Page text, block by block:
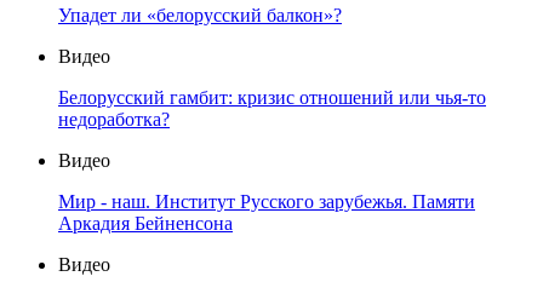
Упадет ли «белорусский балкон»?
Видео
Белорусский гамбит: кризис отношений или чья-то
недоработка?
Видео
Мир - наш. Институт Русского зарубежья. Памяти
Аркадия Бейненсона
Видео